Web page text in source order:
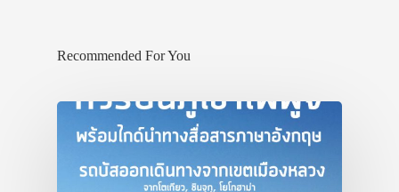
Recommended For You